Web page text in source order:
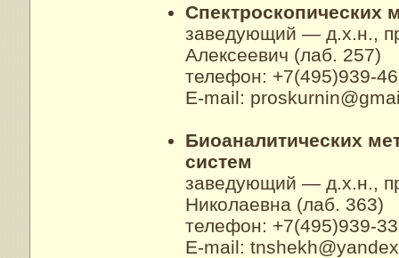
Спектроскопических
заведующий — д.х.н.,
Алексеевич (лаб. 257)
телефон: +7(495)939-
E-mail:
Биоаналитических
систем
заведующий — д.х.н.,
Николаевна (лаб. 363)
телефон: +7(495)939-
E-mail: